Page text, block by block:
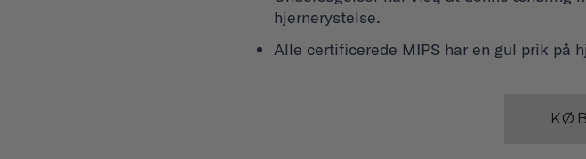
hjernerystelse.
Alle certificerede MIPS har en gul prik på